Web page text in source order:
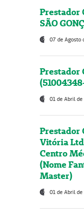
Prestador
SÃO
07 de Agosto
Prestador
01 de Abril
Prestador
Vitória
Centro
(Nome
Master)
01 de Abril